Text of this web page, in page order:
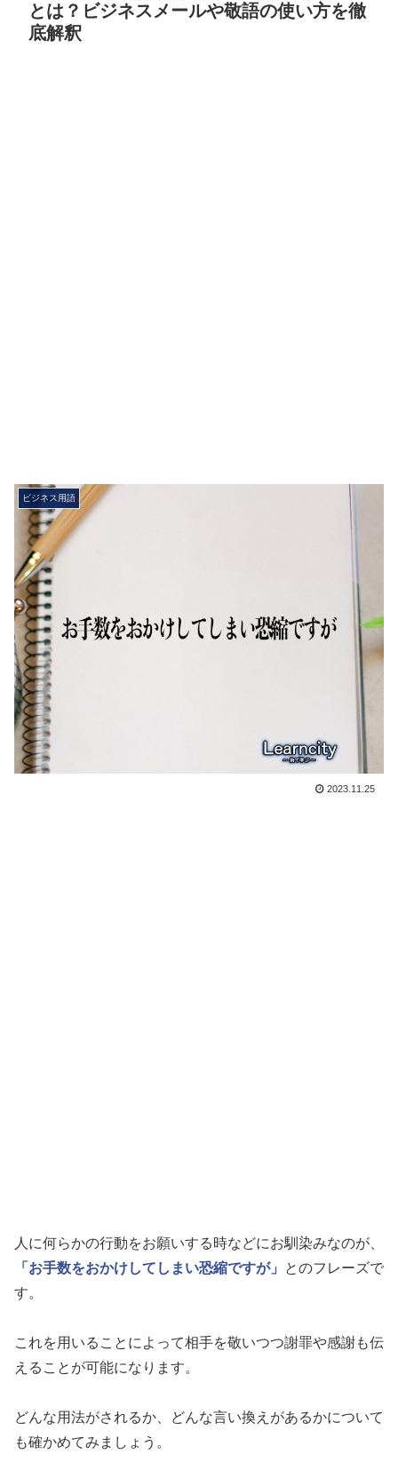
とは？ビジネスメールや敬語の使い方を徹
底解釈
ビジネス用語
2023.11.25
人に何らかの行動をお願いする時などにお馴染みなのが、
「お手数をおかけしてしまい恐縮ですが」
とのフレーズで
す。
これを用いることによって相手を敬いつつ謝罪や感謝も伝
えることが可能になります。
どんな用法がされるか、どんな言い換えがあるかについて
も確かめてみましょう。